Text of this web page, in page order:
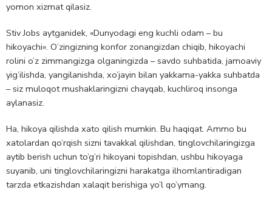
yomon xizmat qilasiz.
Stiv Jobs aytganidek, «Dunyodagi eng kuchli odam – bu
hikoyachi». O’zingizning konfor zonangizdan chiqib, hikoyachi
rolini o’z zimmangizga olganingizda – savdo suhbatida, jamoaviy
yig’ilishda, yangilanishda, xo’jayin bilan yakkama-yakka suhbatda
– siz muloqot mushaklaringizni chayqab, kuchliroq insonga
aylanasiz.
Ha, hikoya qilishda xato qilish mumkin. Bu haqiqat. Ammo bu
xatolardan qo’rqish sizni tavakkal qilishdan, tinglovchilaringizga
aytib berish uchun to’g’ri hikoyani topishdan, ushbu hikoyaga
suyanib, uni tinglovchilaringizni harakatga ilhomlantiradigan
tarzda etkazishdan xalaqit berishiga yo’l qo’ymang.